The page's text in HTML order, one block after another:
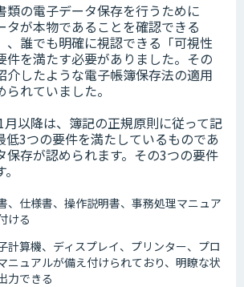
類の電子データ保存を行うために
タが本物であることを確認できる
、誰でも明確に視認できる「可視性
件を満たす必要がありました。その
介したような電子帳簿保存法の適用
れていました。
月以降は、簿記の正規原則に従って記
低3つの要件を満たしているものであ
保存が認められます。その3つの要件
、仕様書、操作説明書、事務処理マニュア
ける
計算機、ディスプレイ、プリンター、プロ
ニュアルが備え付けられており、明瞭な状
力できる